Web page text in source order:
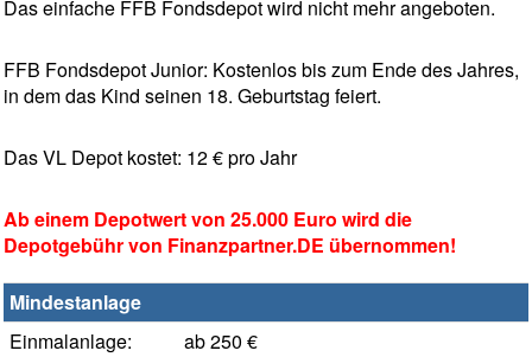
Das einfache FFB Fondsdepot wird nicht mehr angeboten.
FFB Fondsdepot Junior: Kostenlos bis zum Ende des Jahres,
in dem das Kind seinen 18. Geburtstag feiert.
Das VL Depot kostet: 12 € pro Jahr
Ab einem Depotwert von 25.000 Euro wird die
Depotgebühr von Finanzpartner.DE übernommen!
Mindestanlage
Einmalanlage:
ab 250 €